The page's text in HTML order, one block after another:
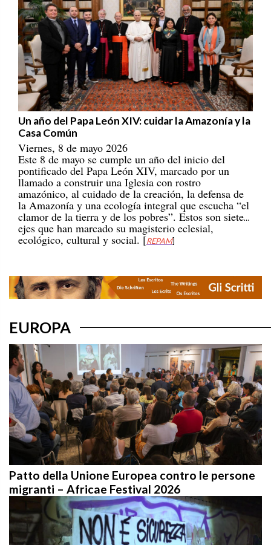
Un año del Papa León XIV: cuidar la Amazonía y la
Casa Común
Viernes, 8 de mayo 2026
Este 8 de mayo se cumple un año del inicio del
pontificado del Papa León XIV, marcado por un
llamado a construir una Iglesia con rostro
amazónico, al cuidado de la creación, la defensa de
la Amazonía y una ecología integral que escucha “el
clamor de la tierra y de los pobres”. Estos son siete
ejes que han marcado su magisterio eclesial,
ecológico, cultural y social. [REPAM]
Patto della Unione Europea contro le persone
migranti – Africae Festival 2026